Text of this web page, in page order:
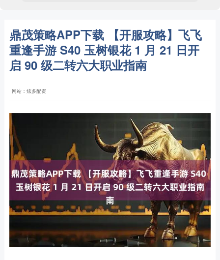
鼎茂策略APP下载 【开服攻略】飞飞
重逢手游 S40 玉树银花 1 月 21 日开
启 90 级二转六大职业指南
网站：炫多配资